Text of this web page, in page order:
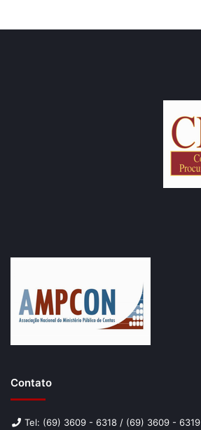
Contato
Tel: (69) 3609 - 6318 / (69) 3609 - 6319